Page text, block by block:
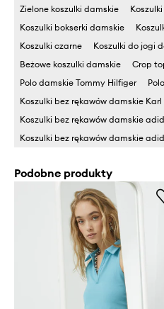
Zielone koszulki damskie
Koszulki bokserki damskie
Koszulki czarne
Koszulki do jogi
Beżowe koszulki damskie
Crop
Polo damskie Tommy Hilfiger
Koszulki bez rękawów damskie
Koszulki bez rękawów damskie
Koszulki bez rękawów damskie
Podobne produkty